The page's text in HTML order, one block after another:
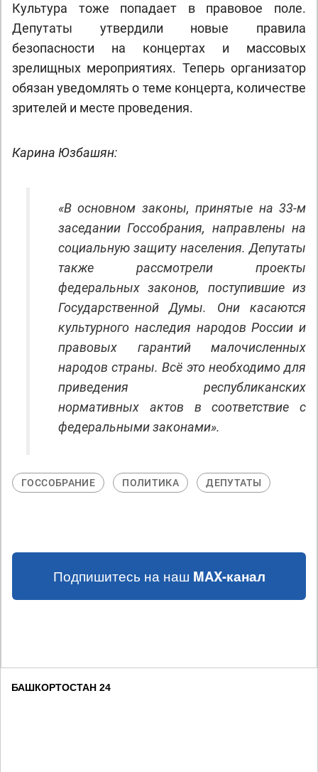
Культура тоже попадает в правовое поле.
Депутаты утвердили новые правила
безопасности на концертах и массовых
зрелищных мероприятиях. Теперь организатор
обязан уведомлять о теме концерта, количестве
зрителей и месте проведения.
Карина Юзбашян:
«В основном законы, принятые на 33-м
заседании Госсобрания, направлены на
социальную защиту населения. Депутаты
также рассмотрели проекты
федеральных законов, поступившие из
Государственной Думы. Они касаются
культурного наследия народов России и
правовых гарантий малочисленных
народов страны. Всё это необходимо для
приведения республиканских
нормативных актов в соответствие с
федеральными законами».
ГОССОБРАНИЕ ПОЛИТИКА ДЕПУТАТЫ
Подпишитесь на наш MAX-канал
БАШКОРТОСТАН 24